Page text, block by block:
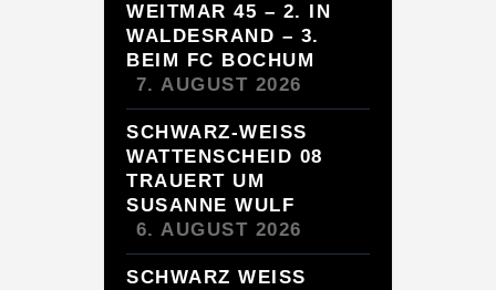
WEITMAR 45 – 2. IN
WALDESRAND – 3.
BEIM FC BOCHUM
7. AUGUST 2026
SCHWARZ-WEISS
WATTENSCHEID 08
TRAUERT UM
SUSANNE WULF
6. AUGUST 2026
SCHWARZ WEISS W